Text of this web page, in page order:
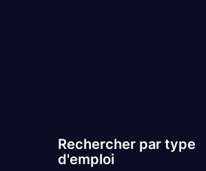
Rechercher par type
d'emploi